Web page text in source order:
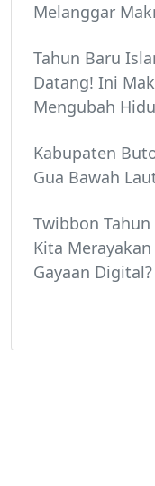
Melanggar
Tahun Baru
Datang! Ini
Mengubah
Kabupaten
Gua Bawah
Twibbon
Kita
Gayaan Digital?